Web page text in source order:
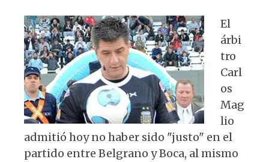
A
p
p
b
o
o
k
y
ra
m
El
árbi
tro
Carl
os
Mag
lio
admitió hoy no haber sido "justo" en el
partido entre Belgrano y Boca, al mismo